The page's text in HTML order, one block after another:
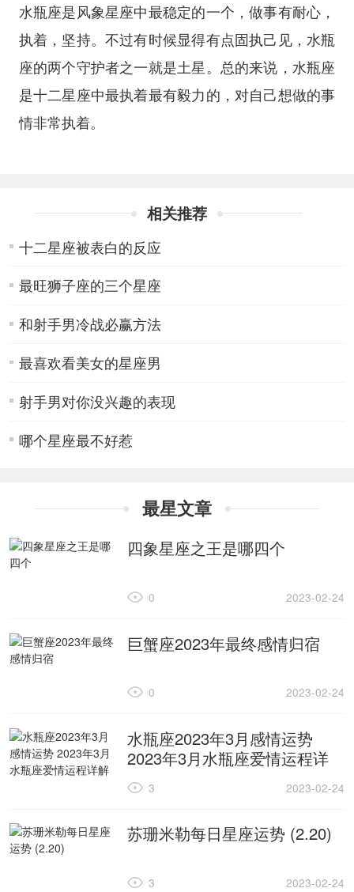
水瓶座是风象星座中最稳定的一个，做事有耐心，
执着，坚持。不过有时候显得有点固执己见，水瓶
座的两个守护者之一就是土星。总的来说，水瓶座
是十二星座中最执着最有毅力的，对自己想做的事
情非常执着。
相关推荐
十二星座被表白的反应
最旺狮子座的三个星座
和射手男冷战必赢方法
最喜欢看美女的星座男
射手男对你没兴趣的表现
哪个星座最不好惹
最星文章
四象星座之王是哪四个
2023-02-24
0
巨蟹座2023年最终感情归宿
2023-02-24
0
水瓶座2023年3月感情运势
2023年3月水瓶座爱情运程详
解
2023-02-24
3
苏珊米勒每日星座运势 (2.20)
2023-02-24
3